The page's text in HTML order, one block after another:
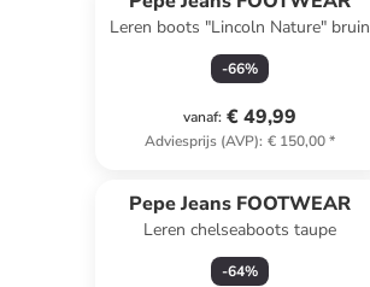
Leren boots "Lincoln Nature" bruin
-66%
vanaf: € 49,99
Adviesprijs (AVP): € 150,00*
Pepe Jeans FOOTWEAR
Leren chelseaboots taupe
-64%